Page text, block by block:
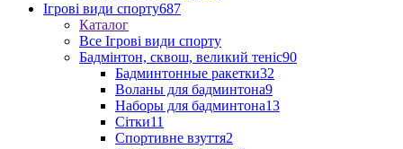
Ігрові види спорту687
Каталог
Все Ігрові види спорту
Бадмінтон, сквош, великий теніс90
Бадминтонные ракетки32
Воланы для бадминтона9
Наборы для бадминтона13
Сітки11
Спортивне взуття2